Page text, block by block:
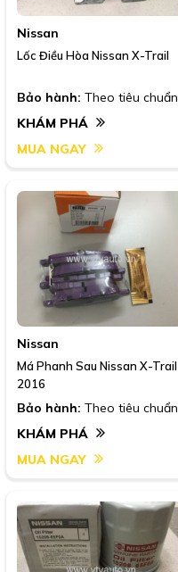
Nissan
Lốc Điều Hòa Nissan X-Trail
Bảo hành: Theo tiêu chuẩn
KHÁM PHÁ
MUA NGAY
Nissan
Má Phanh Sau Nissan X-Trail
2016
Bảo hành: Theo tiêu chuẩn
KHÁM PHÁ
MUA NGAY